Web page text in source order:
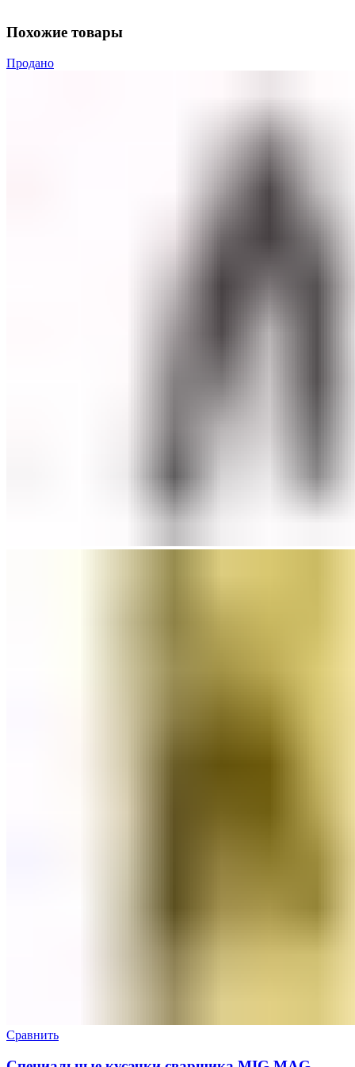
Похожие товары
Продано
Сравнить